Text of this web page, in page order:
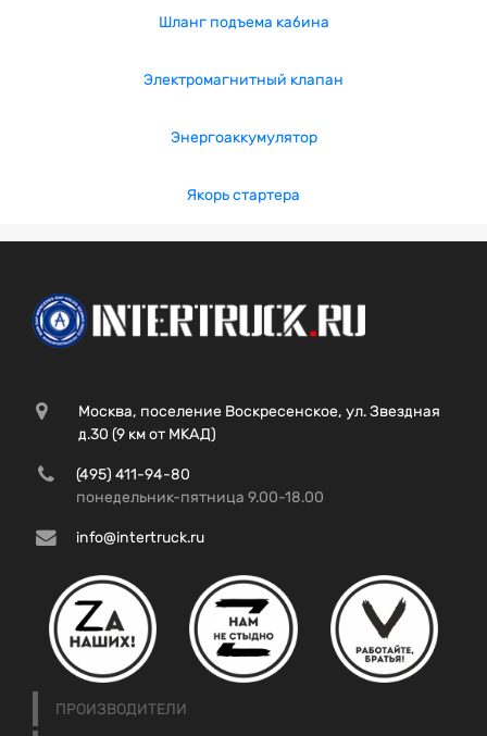
Шланг подъема кабина
Электромагнитный клапан
Энергоаккумулятор
Якорь стартера
Москва, поселение Воскресенское, ул. Звездная
д.30 (9 км от МКАД)
(495) 411-94-80
понедельник-пятница 9.00-18.00
info@intertruck.ru
ПРОИЗВОДИТЕЛИ